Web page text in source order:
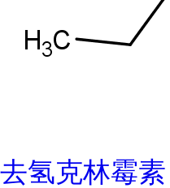
去氢克林霉素